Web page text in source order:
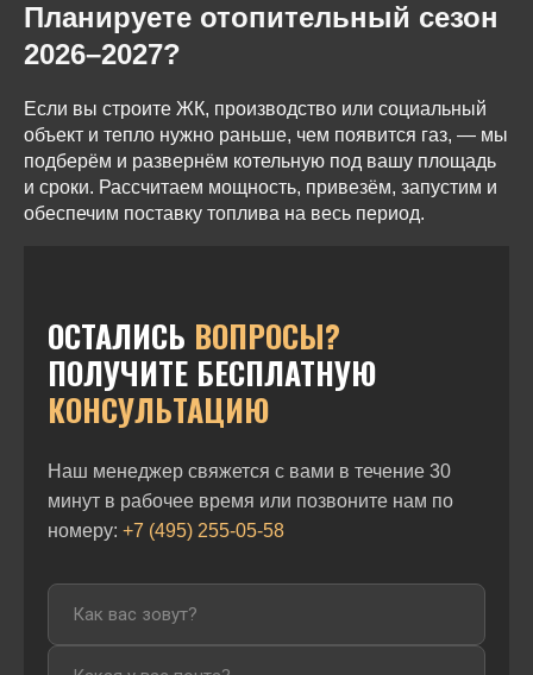
Планируете отопительный сезон
2026–2027?
Если вы строите ЖК, производство или социальный
объект и тепло нужно раньше, чем появится газ, — мы
подберём и развернём котельную под вашу площадь
и сроки. Рассчитаем мощность, привезём, запустим и
обеспечим поставку топлива на весь период.
ОСТАЛИСЬ ВОПРОСЫ?
ПОЛУЧИТЕ БЕСПЛАТНУЮ
КОНСУЛЬТАЦИЮ
Наш менеджер свяжется с вами в течение 30
минут в рабочее время или позвоните нам по
номеру: +7 (495) 255-05-58